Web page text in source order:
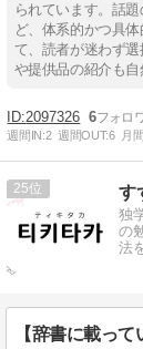
られています。話
ど、体系的かつ具
て、読者が迷わず
や提供品の紹介も自
2097326 6
週間IN:2 週間OUT:6 月
25 す
独
の
法